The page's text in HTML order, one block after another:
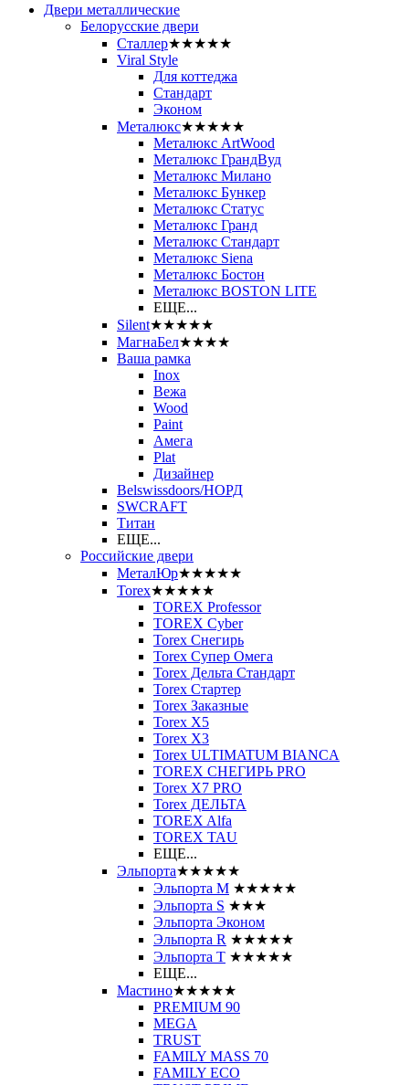
Двери металлические
Белорусские двери
Сталлер★★★★★
Viral Style
Для коттеджа
Стандарт
Эконом
Металюкс★★★★★
Металюкс ArtWood
Металюкс ГрандВуд
Металюкс Милано
Металюкс Бункер
Металюкс Статус
Металюкс Гранд
Металюкс Стандарт
Металюкс Siena
Металюкс Бостон
Металюкс BOSTON LITE
ЕЩЕ...
Silent★★★★★
МагнаБел★★★★
Ваша рамка
Inox
Вежа
Wood
Paint
Амега
Plat
Дизайнер
Belswissdoors/НОРД
SWCRAFT
Титан
ЕЩЕ...
Российские двери
МеталЮр★★★★★
Torex★★★★★
TOREX Professor
TOREX Cyber
Torex Снегирь
Torex Супер Омега
Torex Дельта Стандарт
Torex Стартер
Torex Заказные
Torex Х5
Torex Х3
Torex ULTIMATUM BIANCA
TOREX СНЕГИРЬ PRO
Torex X7 PRO
Torex ДЕЛЬТА
TOREX Alfa
TOREX TAU
ЕЩЕ...
Эльпорта★★★★★
Эльпорта M ★★★★★
Эльпорта S ★★★
Эльпорта Эконом
Эльпорта R ★★★★★
Эльпорта Т ★★★★★
ЕЩЕ...
Мастино★★★★★
PREMIUM 90
MEGA
TRUST
FAMILY MASS 70
FAMILY ECO